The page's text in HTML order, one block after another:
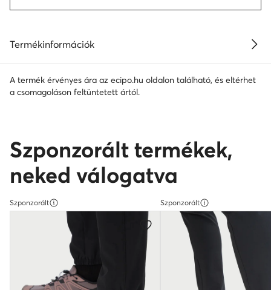
Termékinformációk
A termék érvényes ára az ecipo.hu oldalon található, és eltérhet
a csomagoláson feltüntetett ártól.
Szponzorált termékek,
neked válogatva
Szponzorált Szponzorált